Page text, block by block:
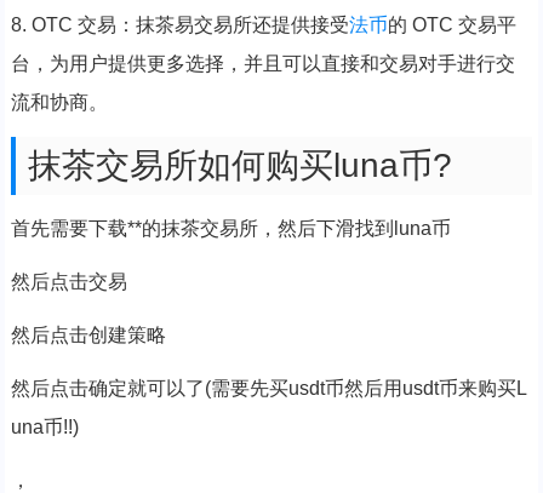
8. OTC 交易：抹茶易交易所还提供接受法币的 OTC 交易平
台，为用户提供更多选择，并且可以直接和交易对手进行交
流和协商。
抹茶交易所如何购买luna币?
首先需要下载**的抹茶交易所，然后下滑找到luna币
然后点击交易
然后点击创建策略
然后点击确定就可以了(需要先买usdt币然后用usdt币来购买L
una币!!)
，